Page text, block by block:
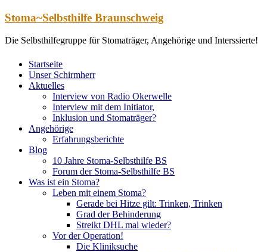
Zum
springen
Stoma~Selbsthilfe Braunschweig
Die Selbsthilfegruppe für Stomaträger, Angehörige und Interssierte!
Startseite
Unser Schirmherr
Aktuelles
Interview von Radio Okerwelle
Interview mit dem Initiator,
Inklusion und Stomaträger?
Angehörige
Erfahrungsberichte
Blog
10 Jahre Stoma-Selbsthilfe BS
Forum der Stoma-Selbsthilfe BS
Was ist ein Stoma?
Leben mit einem Stoma?
Gerade bei Hitze gilt: Trinken, Trinken
Grad der Behinderung
Streikt DHL mal wieder?
Vor der Operation!
Die Kliniksuche